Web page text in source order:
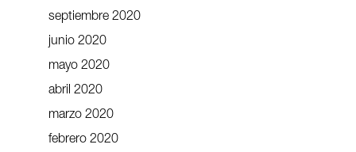
septiembre 2020
junio 2020
mayo 2020
abril 2020
marzo 2020
febrero 2020